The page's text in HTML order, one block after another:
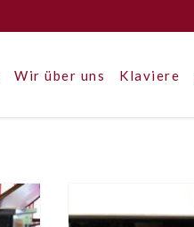
Wir über uns Klaviere